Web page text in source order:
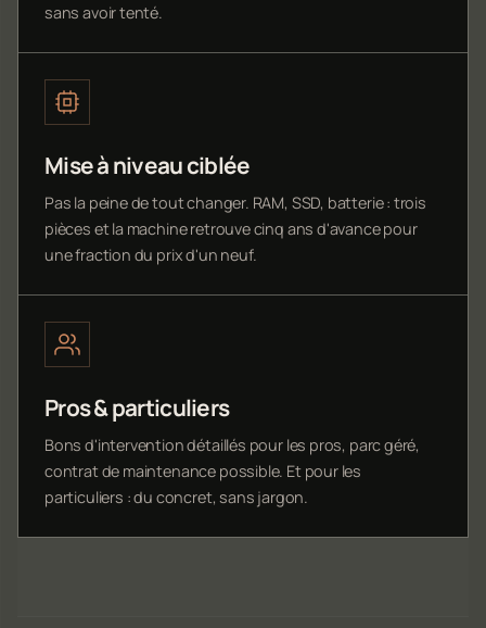
sans avoir tenté.
Mise à niveau ciblée
Pas la peine de tout changer. RAM, SSD, batterie : trois
pièces et la machine retrouve cinq ans d'avance pour
une fraction du prix d'un neuf.
Pros & particuliers
Bons d'intervention détaillés pour les pros, parc géré,
contrat de maintenance possible. Et pour les
particuliers : du concret, sans jargon.